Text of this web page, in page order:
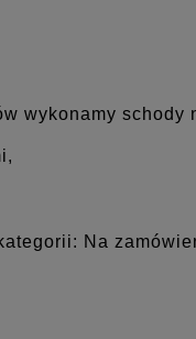
wykonamy schody
Na